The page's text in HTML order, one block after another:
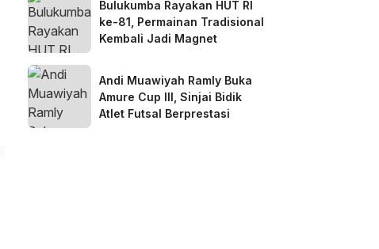
Bulukumba Rayakan HUT RI
ke-81, Permainan Tradisional
Kembali Jadi Magnet
Andi Muawiyah Ramly Buka
Amure Cup III, Sinjai Bidik
Atlet Futsal Berprestasi